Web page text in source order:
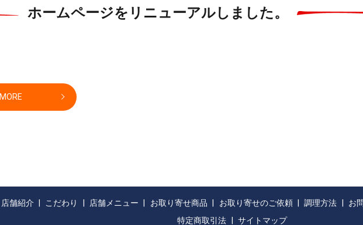
ホームページをリニューアルしました。
MORE
店舗紹介 こだわり 店舗メニュー お取り寄せ商品 お取り寄せのご依頼 調理方法
お
特定商取引法
サイトマップ